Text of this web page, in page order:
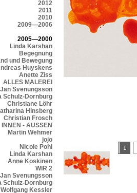
2012
2011
2010
2009—2006
2005—2000
Linda Karshan
Begegnung
und Bewegung
Huyskens
Anette Ziss
ALLES MALEREI
Jan Svenungsson
Schulz-Dornburg
Christiane Löhr
Hinsberg
Christian Frosch
INNEN - AUSSEN
Martin Wehmer
jojo
Nicole Pohl
Linda Karshan
Anne Koskinen
WIR 2
Jan Svenungsson
Schulz-Dornburg
Wolfgang Kessler